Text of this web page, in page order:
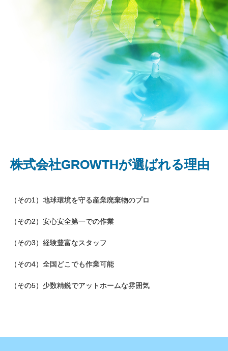
株式会社GROWTHが選ばれる理由
（その1）地球環境を守る産業廃棄物のプロ
（その2）安心安全第一での作業
（その3）経験豊富なスタッフ
（その4）全国どこでも作業可能
（その5）少数精鋭でアットホームな雰囲気